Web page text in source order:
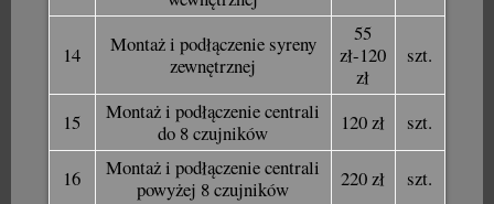
14
Montaż i podłączenie syreny
zewnętrznej
55
zł-120
zł
szt.
15
Montaż i podłączenie centrali
do 8 czujników
120 zł szt.
16
Montaż i podłączenie centrali
powyżej 8 czujników
220 zł
szt.